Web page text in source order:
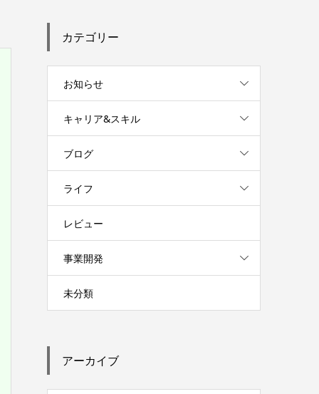
カテゴリー
お知らせ
キャリア&スキル
ブログ
ライフ
レビュー
事業開発
未分類
アーカイブ